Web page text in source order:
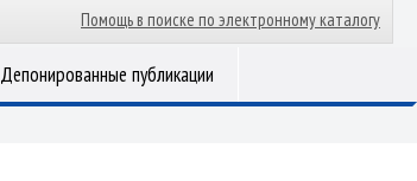
Помощь в поиске по электронному каталогу
Депонированные публикации